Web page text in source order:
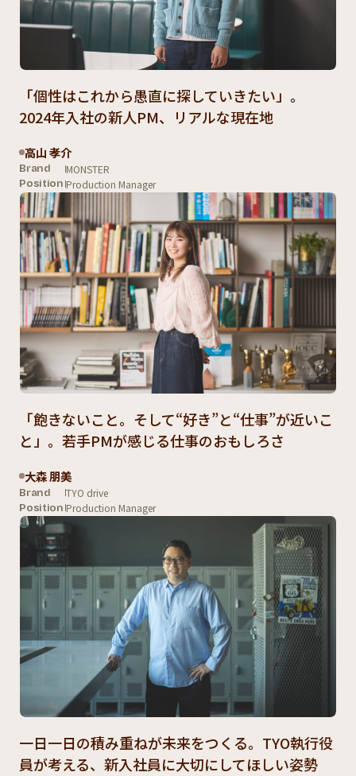
「個性はこれから愚直に探していきたい」。
2024年入社の新人PM、リアルな現在地
高山 孝介
Brand MONSTER
Position Production Manager
「飽きないこと。そして“好き”と“仕事”が近いこ
と」。若手PMが感じる仕事のおもしろさ
大森 朋美
Brand TYO drive
Position Production Manager
一日一日の積み重ねが未来をつくる。TYO執行役
員が考える、新入社員に大切にしてほしい姿勢